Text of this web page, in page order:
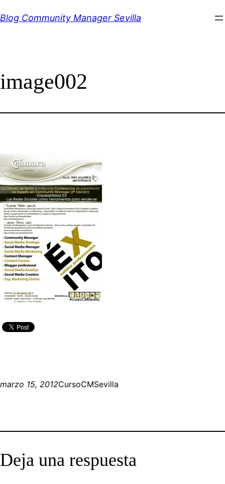
al
Blog Community Manager Sevilla
image002
marzo 15, 2012CursoCMSevilla
Deja una respuesta